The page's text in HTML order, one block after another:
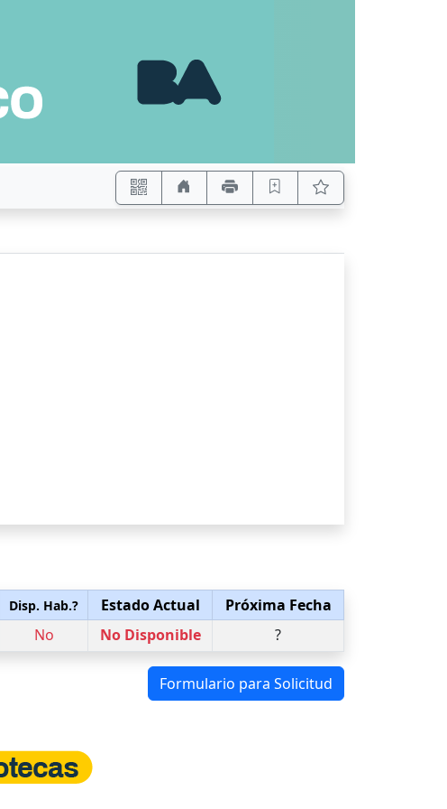
Disp. Hab.? Estado Actual
Próxima Fecha
No No Disponible ?
Formulario para Solicitud